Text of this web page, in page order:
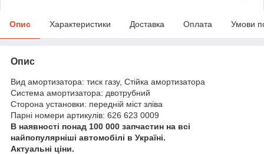
Опис Характеристики Доставка Оплата Умови
Опис
Вид амортизатора: тиск газу, Стійка амортизатора
Система амортизатора: двотрубний
Сторона установки: передній міст зліва
Парні номери артикулів: 626 623 0009
В наявності понад 100 000 запчастин на всі
найпопулярніші автомобілі в Україні.
Актуальні ціни.